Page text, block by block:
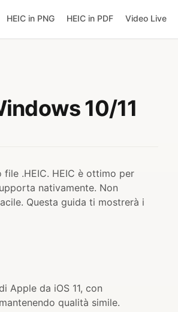
HEIC in PNG HEIC in PDF Video Live
10/11
.HEIC. HEIC è ottimo per
nativamente. Non
Questa guida ti mostrerà i
Apple da iOS 11, con
qualità simile.